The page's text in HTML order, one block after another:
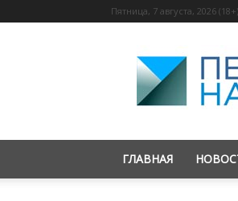
Пятница, 7 августа, 2026 (18+)
ГЛАВНАЯ